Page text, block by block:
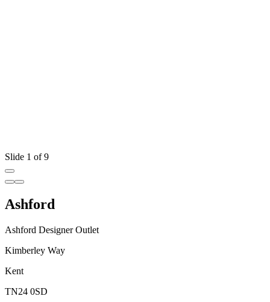
Slide 1 of 9
Ashford
Ashford Designer Outlet
Kimberley Way
Kent
TN24 0SD